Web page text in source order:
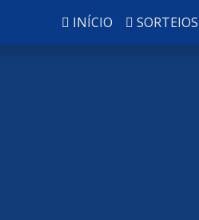
INÍCIO SORTEIOS